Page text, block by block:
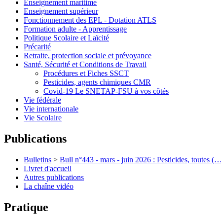
Enseignement maritime
Enseignement supérieur
Fonctionnement des EPL - Dotation ATLS
Formation adulte - Apprentissage
Politique Scolaire et Laïcité
Précarité
Retraite, protection sociale et prévoyance
Santé, Sécurité et Conditions de Travail
Procédures et Fiches SSCT
Pesticides, agents chimiques CMR
Covid-19 Le SNETAP-FSU à vos côtés
Vie fédérale
Vie internationale
Vie Scolaire
Publications
Bulletins > Bull n°443 - mars - juin 2026 : Pesticides, toutes
Livret d'accueil
Autres publications
La chaîne vidéo
Pratique